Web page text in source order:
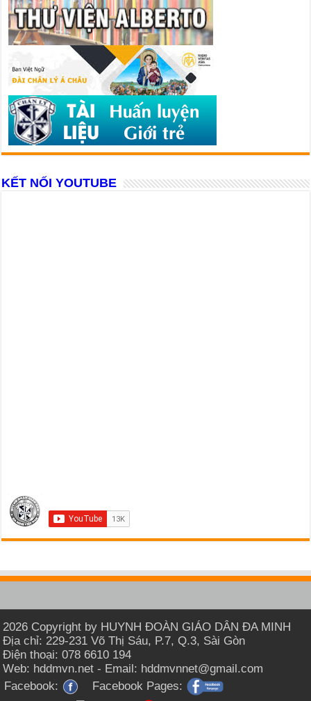
KẾT NỐI YOUTUBE
2026 Copyright by HUYNH ĐOÀN GIÁO DÂN ĐA MINH
Địa chỉ: 229-231 Võ Thị Sáu, P.7, Q.3, Sài Gòn
Điện thoại: 078 6610 194
Web: hddmvn.net - Email: hddmvnnet@gmail.com
Facebook:
Facebook Pages: